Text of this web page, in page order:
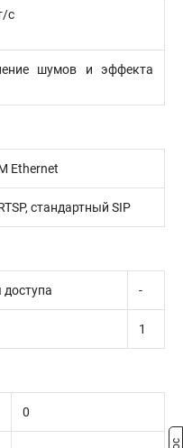
с
шумов и эффекта
Ethernet
стандартный SIP
-
1
0